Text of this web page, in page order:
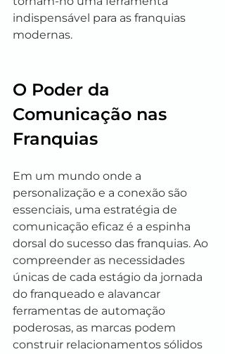
indispensável para as franquias
modernas.
O Poder da
Comunicação nas
Franquias
Em um mundo onde a
personalização e a conexão são
essenciais, uma estratégia de
comunicação eficaz é a espinha
dorsal do sucesso das franquias. Ao
compreender as necessidades
únicas de cada estágio da jornada
do franqueado e alavancar
ferramentas de automação
poderosas, as marcas podem
construir relacionamentos sólidos